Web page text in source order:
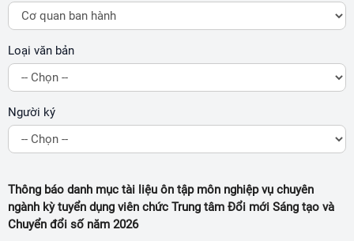
Loại văn bản
Người ký
Thông báo danh mục tài liệu ôn tập môn nghiệp vụ chuyên
ngành kỳ tuyển dụng viên chức Trung tâm Đổi mới Sáng tạo và
Chuyển đổi số năm 2026